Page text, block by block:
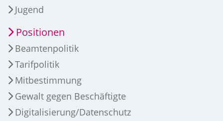
Jugend
Positionen
Beamtenpolitik
Tarifpolitik
Mitbestimmung
Gewalt gegen Beschäftigte
Digitalisierung/Datenschutz